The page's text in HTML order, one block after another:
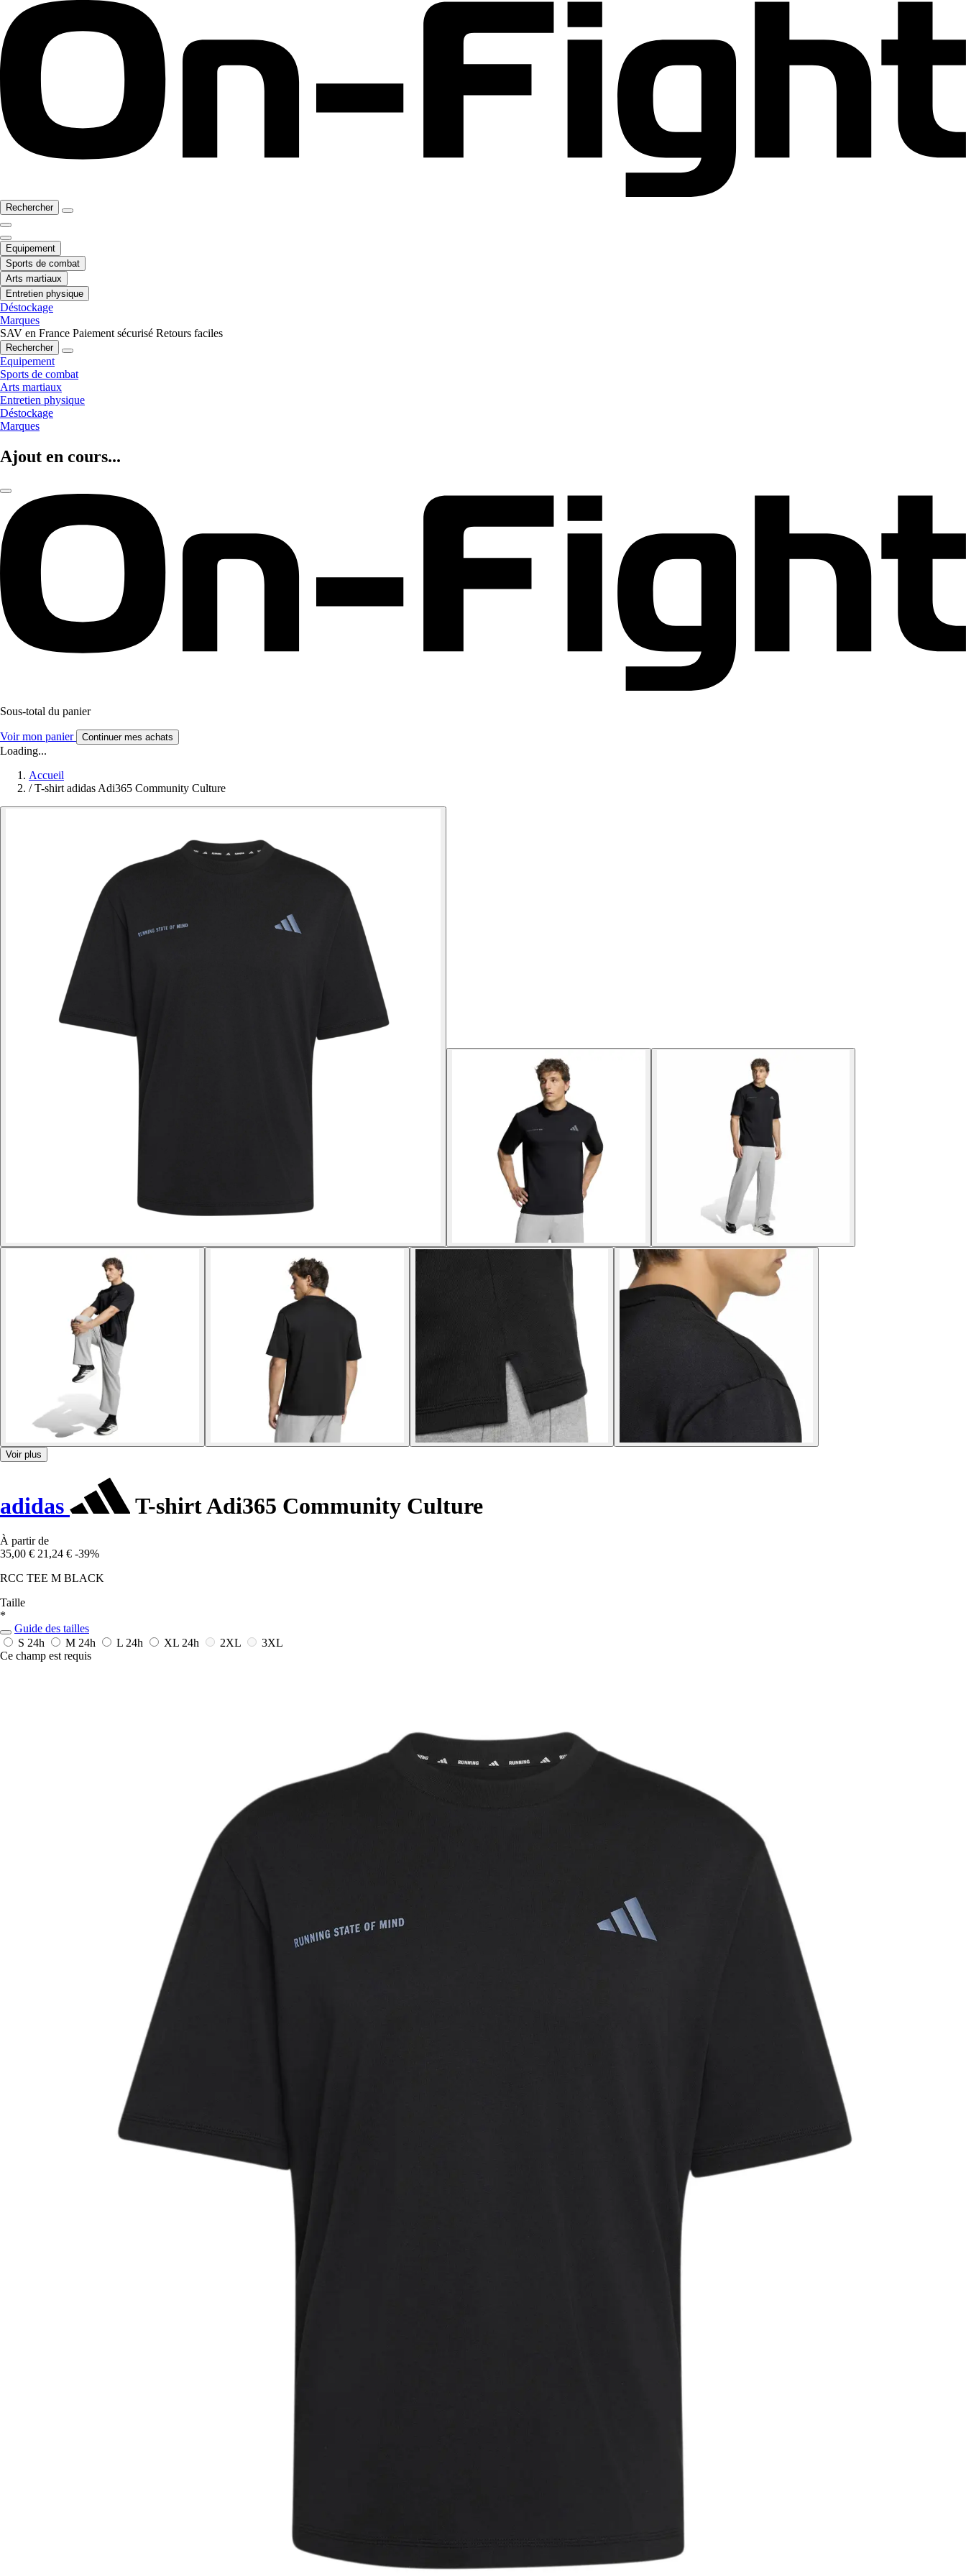
Rechercher
Equipement
Sports de combat
Arts martiaux
Entretien physique
Déstockage
Marques
SAV en France Paiement sécurisé Retours faciles
Rechercher
Equipement
Sports de combat
Arts martiaux
Entretien physique
Déstockage
Marques
Ajout en cours...
Sous-total du panier
Voir mon panier Continuer mes achats
Loading...
Accueil
/ T-shirt adidas Adi365 Community Culture
Voir plus
adidas T-shirt Adi365 Community Culture
À partir de
35,00 € 21,24 € -39%
RCC TEE M BLACK
Taille
*
Guide des tailles
S 24h M 24h L 24h XL 24h 2XL
3XL
Ce champ est requis